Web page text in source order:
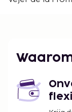
strandshuttle
op het strand